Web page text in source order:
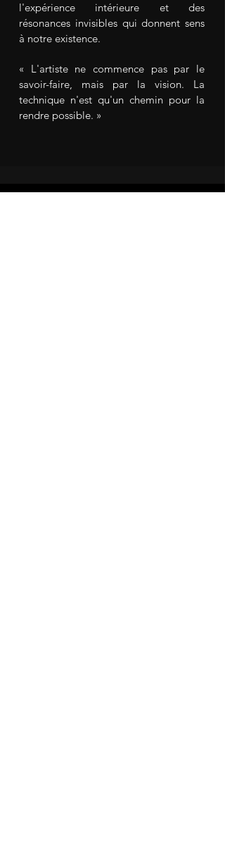
l'expérience intérieure et des
résonances invisibles qui donnent sens
à notre existence.
« L'artiste ne commence pas par le
savoir-faire, mais par la vision. La
technique n'est qu'un chemin pour la
rendre possible. »